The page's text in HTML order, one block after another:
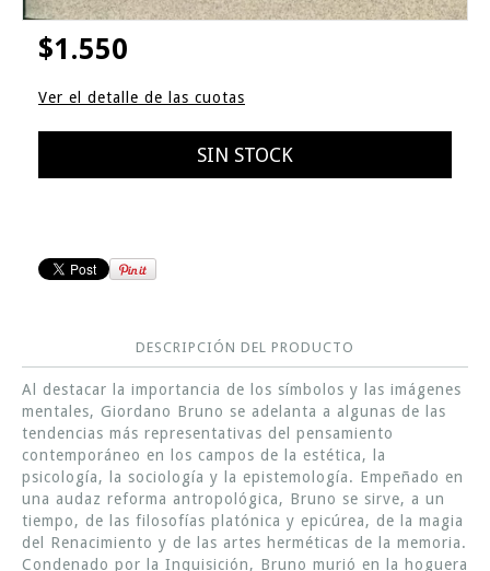
$1.550
Ver el detalle de las cuotas
DESCRIPCIÓN DEL PRODUCTO
Al destacar la importancia de los símbolos y las imágenes
mentales, Giordano Bruno se adelanta a algunas de las
tendencias más representativas del pensamiento
contemporáneo en los campos de la estética, la
psicología, la sociología y la epistemología. Empeñado en
una audaz reforma antropológica, Bruno se sirve, a un
tiempo, de las filosofías platónica y epicúrea, de la magia
del Renacimiento y de las artes herméticas de la memoria.
Condenado por la Inquisición, Bruno murió en la hoguera